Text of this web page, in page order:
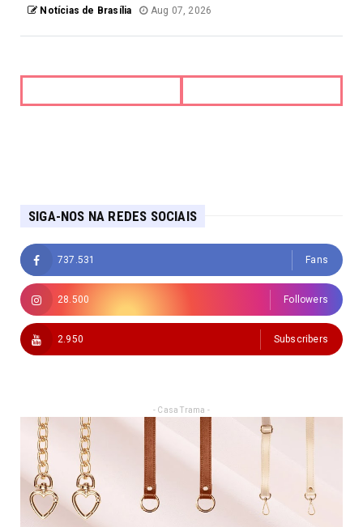
Notícias de Brasília Aug 07, 2026
SIGA-NOS NA REDES SOCIAIS
737.531 Fans
28.500 Followers
2.950 Subscribers
- Casa Trama -